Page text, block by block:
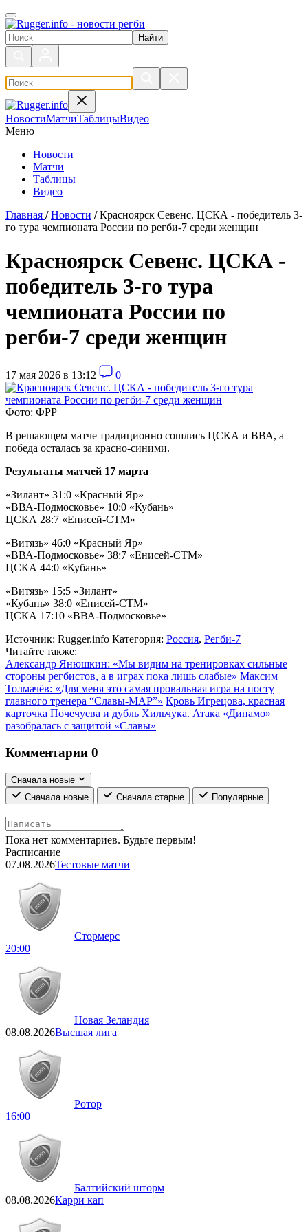
Поиск по сайту
НовостиМатчиТаблицыВидео
Меню
Новости
Матчи
Таблицы
Видео
Главная / Новости / Красноярск Севенс. ЦСКА - победитель 3-
го тура чемпионата России по регби-7 среди женщин
Красноярск Севенс. ЦСКА -
победитель 3-го тура
чемпионата России по
регби-7 среди женщин
17 мая 2026 в 13:12 0
Фото: ФРР
В решающем матче традиционно сошлись ЦСКА и ВВА, а
победа осталась за красно-синими.
Результаты матчей 17 марта
«Зилант» 31:0 «Красный Яр»
«ВВА-Подмосковье» 10:0 «Кубань»
ЦСКА 28:7 «Енисей-СТМ»
«Витязь» 46:0 «Красный Яр»
«ВВА-Подмосковье» 38:7 «Енисей-СТМ»
ЦСКА 44:0 «Кубань»
«Витязь» 15:5 «Зилант»
«Кубань» 38:0 «Енисей-СТМ»
ЦСКА 17:10 «ВВА-Подмосковье»
Источник: Rugger.info Категория: Россия, Регби-7
Читайте также:
Александр Янюшкин: «Мы видим на тренировках сильные
стороны регбистов, а в играх пока лишь слабые» Максим
Толмачёв: «Для меня это самая провальная игра на посту
главного тренера “Славы-МАР”» Кровь Игрецова, красная
карточка Почечуева и дубль Хильчука. Атака «Динамо»
разобралась с защитой «Славы»
Комментарии 0
Сначала новые
Сначала новые
Сначала старые Популярные
Пока нет комментариев. Будьте первым!
Расписание
07.08.2026Тестовые матчи
Стормерс
20:00
Новая Зеландия
08.08.2026Высшая лига
Ротор
16:00
Балтийский шторм
08.08.2026Карри кап